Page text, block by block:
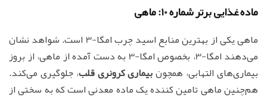
ماده غذایی برتر شماره 10: ماهی
ماهی یکی از بهترین منابع اسید چرب امگا-3 است. شواهد نشان
می‌دهند امگا-3، بخصوص امگا-3 به دست آمده از ماهی، از بروز
بیماری‌های التهابی، همچونبیماری کرونری قلب، جلوگیری می‌کند.
هم‌چنین ماهی تامین کننده یک ماده معدنی است که به سختی از